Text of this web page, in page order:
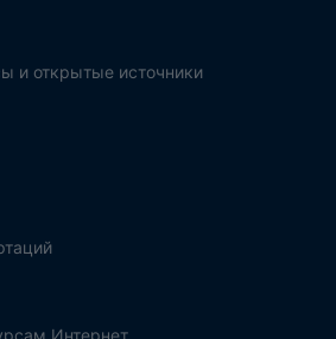
и открытые источники
Интернет